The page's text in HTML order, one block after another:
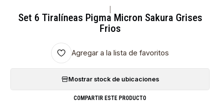
Set 6 Tiralíneas Pigma Micron Sakura Grises
Frios
Agregar a la lista de favoritos
Mostrar stock de ubicaciones
COMPARTIR ESTE PRODUCTO